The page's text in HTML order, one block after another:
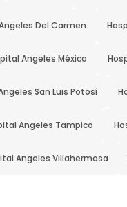
Del Carmen
Angeles México
San Luis Potosí
Angeles Tampico
Angeles Villahermosa